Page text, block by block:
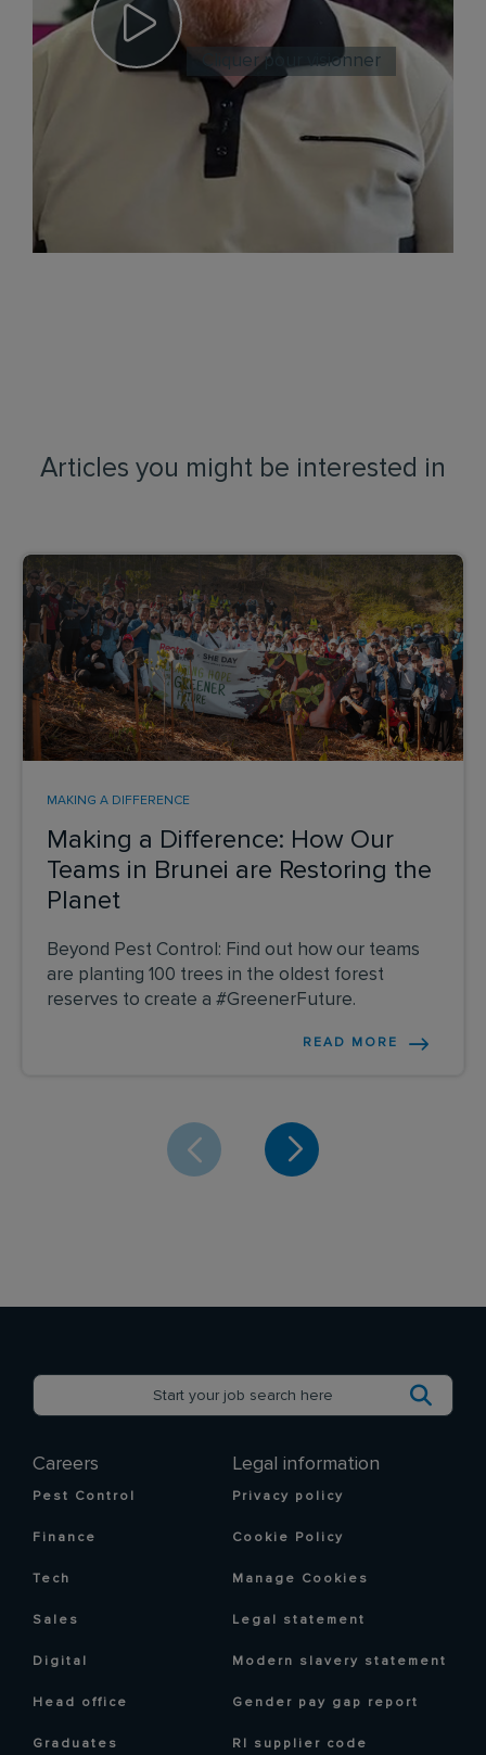
Cliquer pour visionner
Articles you might be interested in
Making a Difference: How Our
Teams in Brunei are Restoring the
Planet
MAKING A DIFFERENCE
Beyond Pest Control: Find out how our teams
are planting 100 trees in the oldest forest
reserves to create a #GreenerFuture.
READ MORE
Careers
Pest Control
Finance
Tech
Sales
Digital
Head office
Graduates
Legal information
Privacy policy
Cookie Policy
Manage Cookies
Legal statement
Modern slavery statement
Gender pay gap report
RI supplier code